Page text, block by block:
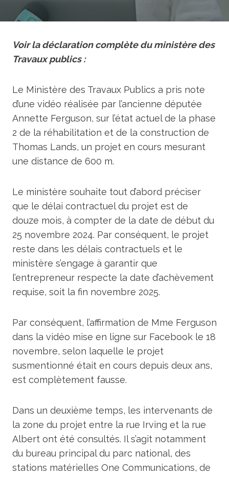
Voir la déclaration complète du ministère des
Travaux publics :
Le Ministère des Travaux Publics a pris note
d’une vidéo réalisée par l’ancienne députée
Annette Ferguson, sur l’état actuel de la phase
2 de la réhabilitation et de la construction de
Thomas Lands, un projet en cours mesurant
une distance de 600 m.
Le ministère souhaite tout d’abord préciser
que le délai contractuel du projet est de
douze mois, à compter de la date de début du
25 novembre 2024. Par conséquent, le projet
reste dans les délais contractuels et le
ministère s’engage à garantir que
l’entrepreneur respecte la date d’achèvement
requise, soit la fin novembre 2025.
Par conséquent, l’affirmation de Mme Ferguson
dans la vidéo mise en ligne sur Facebook le 18
novembre, selon laquelle le projet
susmentionné était en cours depuis deux ans,
est complètement fausse.
Dans un deuxième temps, les intervenants de
la zone du projet entre la rue Irving et la rue
Albert ont été consultés. Il s’agit notamment
du bureau principal du parc national, des
stations matérielles One Communications, de